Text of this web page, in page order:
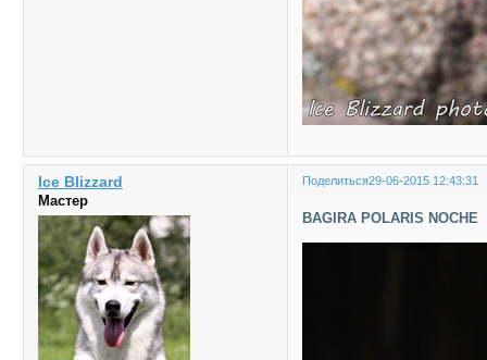
Поделиться29-06-2015 12:43:31
Ice Blizzard
Мастер
BAGIRA POLARIS NOCHE